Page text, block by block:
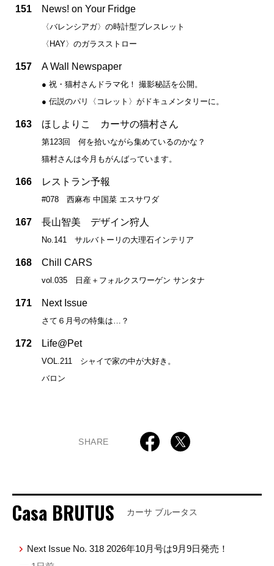
151 News! on Your Fridge
〈バレンシアガ〉の時計型ブレスレット
〈HAY〉のガラスストロー
157 A Wall Newspaper
● 祝・猫村さんドラマ化！ 撮影秘話を公開。
● 伝説のパリ〈コレット〉がドキュメンタリーに。
163 ほしよりこ カーサの猫村さん
第123回 何を拾いながら集めているのかな？
猫村さんは今月もがんばっています。
166 レストラン予報
#078 西麻布 中国菜 エスサワダ
167 長山智美 デザイン狩人
No.141 サルバトーリの大理石インテリア
168 Chill CARS
vol.035 日産＋フォルクスワーゲン サンタナ
171 Next Issue
さて６月号の特集は…？
172 Life@Pet
VOL.211 シャイで家の中が大好き。
バロン
SHARE
Casa BRUTUS カーサ ブルータス
Next Issue No. 318 2026年10月号は9月9日発売！